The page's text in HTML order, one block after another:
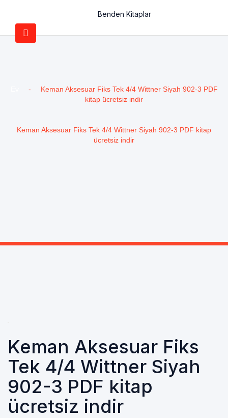
Benden Kitaplar
-
Keman Aksesuar Fiks Tek 4/4 Wittner Siyah 902-3 PDF
kitap ücretsiz indir
Keman Aksesuar Fiks Tek 4/4 Wittner Siyah 902-3 PDF kitap
ücretsiz indir
Keman Aksesuar Fiks
Tek 4/4 Wittner Siyah
902-3 PDF kitap
ücretsiz indir